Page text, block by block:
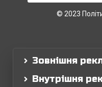
© 2023
Зовнішня
Внутрішня